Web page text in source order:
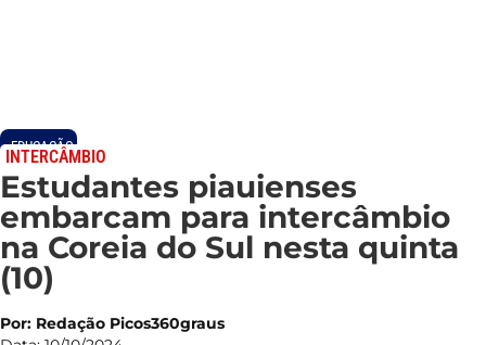
EDUCAÇÃO
INTERCÂMBIO
Estudantes piauienses
embarcam para intercâmbio
na Coreia do Sul nesta quinta
(10)
Por: Redação Picos360graus